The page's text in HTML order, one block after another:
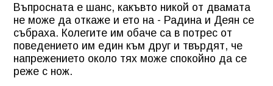
Въпросната е шанс, какъвто никой от двамата
не може да откаже и ето на - Радина и Деян се
събраха. Колегите им обаче са в потрес от
поведението им един към друг и твърдят, че
напрежението около тях може спокойно да се
реже с нож.